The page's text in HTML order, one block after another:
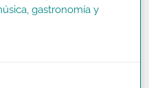
gastronomía y